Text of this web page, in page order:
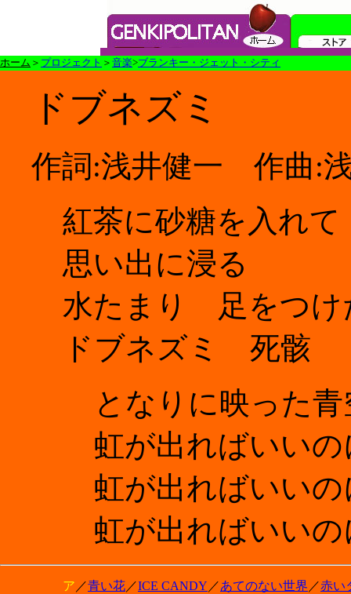
ホーム ＞ プロジェクト ＞ 音楽>ブランキー・ジェット・シティ
ドブネズミ
作詞:浅井健一 作曲:
紅茶に砂糖を入れて
思い出に浸る
水たまり 足をつけ
ドブネズミ 死骸
となりに映った青
虹が出ればいいの
虹が出ればいいの
虹が出ればいいの
ア ／青い花／ICE CANDY ／あてのない世界 ／赤い